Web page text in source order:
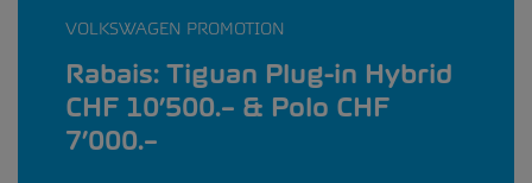
VOLKSWAGEN PROMOTION
Rabais: Tiguan Plug-in Hybrid
CHF 10’500.– & Polo CHF
7’000.–